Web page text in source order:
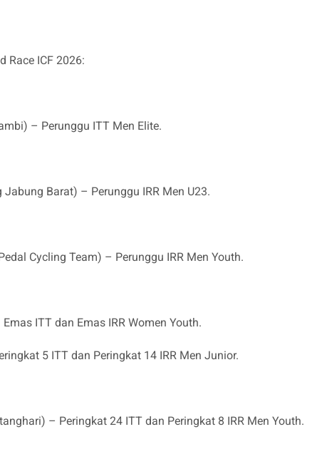
Race ICF 2026:
– Perunggu ITT Men Elite.
Barat) – Perunggu IRR Men U23.
Cycling Team) – Perunggu IRR Men Youth.
ITT dan Emas IRR Women Youth.
5 ITT dan Peringkat 14 IRR Men Junior.
– Peringkat 24 ITT dan Peringkat 8 IRR Men Youth.